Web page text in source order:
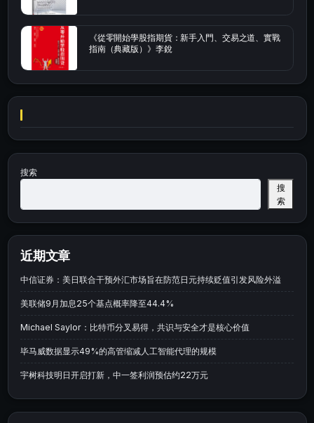
《從零開始學股指期貨：新手入門、交易之道、實戰
指南（典藏版）》李銳
搜索
搜
索
近期文章
中信证券：美日联合干预外汇市场旨在防范日元持续贬值引发风险外溢
美联储9月加息25个基点概率降至44.4%
Michael Saylor：比特币分叉易得，共识与安全才是核心价值
毕马威数据显示49%的高管缩减人工智能代理的规模
宇树科技明日开启打新，中一签利润预估约22万元